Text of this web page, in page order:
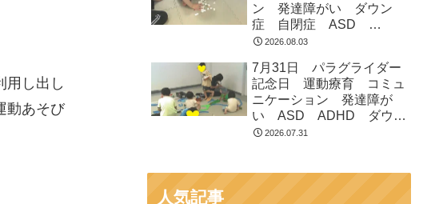
用し出し
動あそび
ン 発達障がい ダウン
症 自閉症 ASD
ADHD 児童発達支援 放
市 つくばみらい市 坂東
市 守谷市
2026.08.03
7月31日 パラグライダー
記念日 運動療育 コミュ
ニケーション 発達障が
い ASD ADHD ダウン
症 児童発達支援 放課後
2026.07.31
人気記事